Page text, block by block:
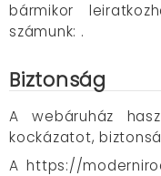
bármikor
számunk: .
Biztonság
A webáruház
kockázatot,
A https://